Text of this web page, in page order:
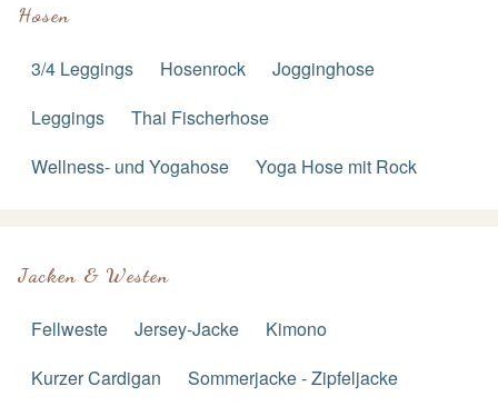
Hosen
3/4 Leggings Hosenrock
Jogginghose
Leggings
Thai Fischerhose
Wellness- und Yogahose
Yoga Hose mit Rock
Jacken & Westen
Fellweste Jersey-Jacke
Kimono
Kurzer Cardigan
Sommerjacke - Zipfeljacke